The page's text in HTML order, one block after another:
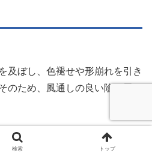
及ぼし、色褪せや形崩れを引き
のため、風通しの良い陰で干す
検索 トップ